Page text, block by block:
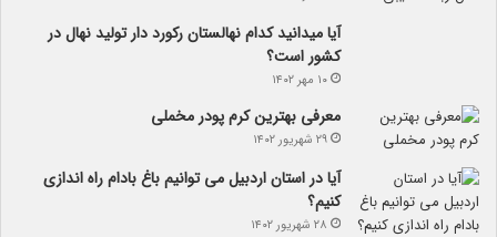
آیا می­دانید کدام نهالستان رکورد دار تولید نهال­ در
کشور است؟
۱۰ مهر ۱۴۰۲
معرفی بهترین کرم پودر مخملی
۲۹ شهریور ۱۴۰۲
آیا در استان اردبیل می توانیم باغ بادام راه اندازی
کنیم؟
۲۸ شهریور ۱۴۰۲